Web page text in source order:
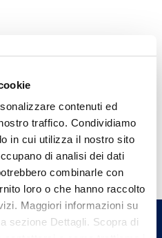
contenuti ed
traffico. Condividiamo
in cui utilizza il nostro sito
di analisi dei dati
combinarle con
loro o che hanno raccolto
Maggiori informazioni su
sezione Dettagli. Scopra di
a te e parla con